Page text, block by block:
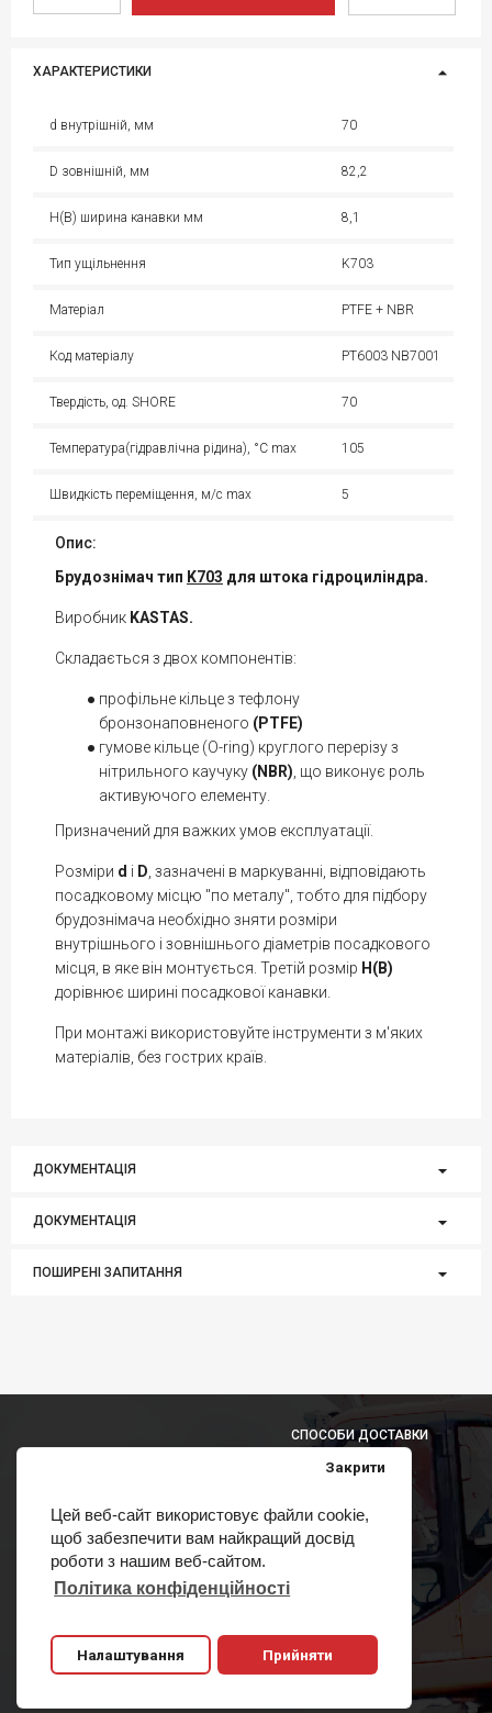
Цей веб-сайт використовує файли cookie,
щоб забезпечити вам найкращий досвід
роботи з нашим веб-сайтом.
Політика конфіденційності
Закрити
Налаштування Прийняти
ХАРАКТЕРИСТИКИ
d внутрішній, мм 70
D зовнішній, мм 82,2
H(B) ширина канавки мм 8,1
Тип ущільнення K703
Матеріал PTFE + NBR
Код матеріалу PT6003 NB7001
Твердість, од. SHORE 70
Температура(гідравлічна рідина), °С max 105
Швидкість переміщення, м/с max 5
Опис:
Брудознімач тип K703 для штока гідроциліндра.
Виробник KASTAS.
Складається з двох компонентів:
профільне кільце з тефлону
бронзонаповненого (PTFE)
гумове кільце (O-ring) круглого перерізу з
нітрильного каучуку (NBR) , що виконує роль
активуючого елементу.
Призначений для важких умов експлуатації.
Розміри d i D , зазначені в маркуванні, відповідають
посадковому місцю "по металу", тобто для підбору
брудознімача необхідно зняти розміри
внутрішнього і зовнішнього діаметрів посадкового
місця, в яке він монтується. Третій розмір H(B)
дорівнює ширині посадкової канавки.
При монтажі використовуйте інструменти з м'яких
матеріалів, без гострих країв.
ДОКУМЕНТАЦІЯ
ДОКУМЕНТАЦІЯ
ПОШИРЕНІ ЗАПИТАННЯ
СПОСОБИ ДОСТАВКИ
СПОСОБИ ОПЛАТИ